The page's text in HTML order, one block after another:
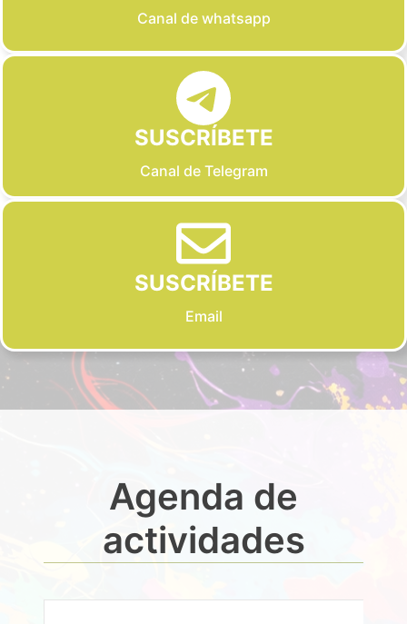
Canal de whatsapp
SUSCRÍBETE
Canal de Telegram
SUSCRÍBETE
Email
Agenda de
actividades